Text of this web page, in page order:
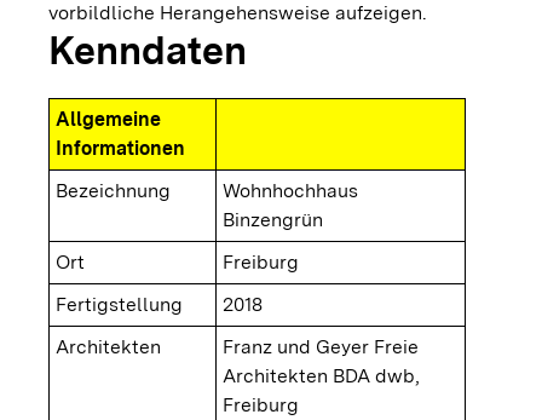
vorbildliche Herangehensweise aufzeigen.
Kenndaten
Allgemeine
Informationen
Bezeichnung
Wohnhochhaus
Binzengrün
Ort
Freiburg
Fertigstellung
2018
Architekten
Franz und Geyer Freie
Architekten BDA dwb,
Freiburg